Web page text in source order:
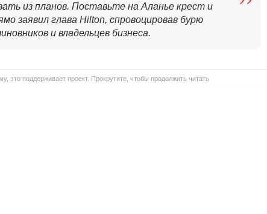
из планов. Поставьте на Аланье крест и
заявил глава Hilton, спровоцировав бурю
и владельцев бизнеса.
это поддерживает проект. Прокрутите, чтобы продолжить читать